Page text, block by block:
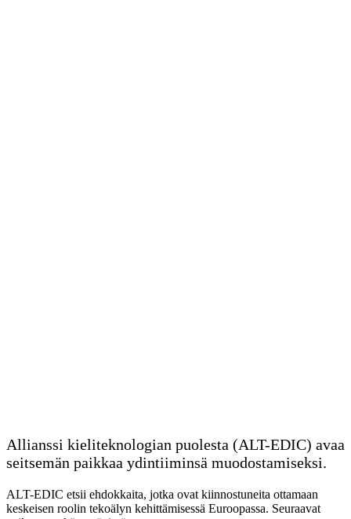
Allianssi kieliteknologian puolesta (ALT-EDIC) avaa
seitsemän paikkaa ydintiiminsä muodostamiseksi.
ALT-EDIC etsii ehdokkaita, jotka ovat kiinnostuneita ottamaan
keskeisen roolin tekoälyn kehittämisessä Euroopassa. Seuraavat